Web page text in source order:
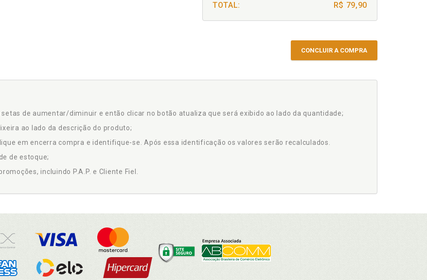
TOTAL: R$ 79,90
CONCLUIR A COMPRA
de aumentar/diminuir e então clicar no botão atualiza que será exibido ao lado da quantidade;
ao lado da descrição do produto;
em encerra compra e identifique-se. Após essa identificação os valores serão recalculados.
de estoque;
incluindo P.A.P. e Cliente Fiel.